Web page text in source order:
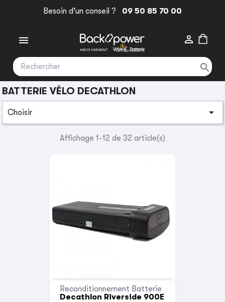
Besoin d'un conseil ? 09 50 85 70 00
 

BATTERIE VÉLO DECATHLON
Choisir 
Affichage 1-12 de 32 article(s)
Reconditionnement Batterie
Decathlon Riverside 900E